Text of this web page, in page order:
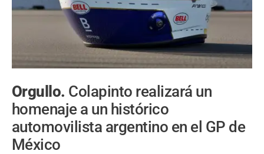
Orgullo. Colapinto realizará un
homenaje a un histórico
automovilista argentino en el GP de
México